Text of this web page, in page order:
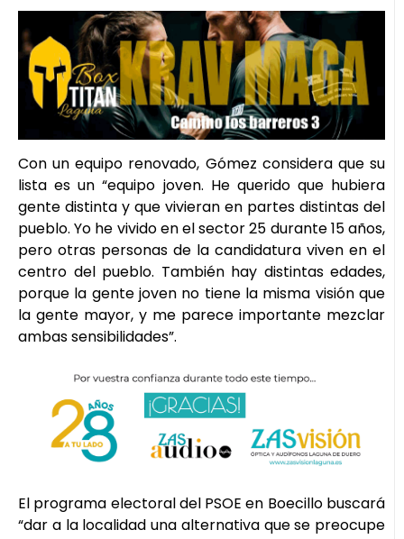
Con un equipo renovado, Gómez considera que su
lista es un “equipo joven. He querido que hubiera
gente distinta y que vivieran en partes distintas del
pueblo. Yo he vivido en el sector 25 durante 15 años,
pero otras personas de la candidatura viven en el
centro del pueblo. También hay distintas edades,
porque la gente joven no tiene la misma visión que
la gente mayor, y me parece importante mezclar
ambas sensibilidades”.
El programa electoral del PSOE en Boecillo buscará
“dar a la localidad una alternativa que se preocupe